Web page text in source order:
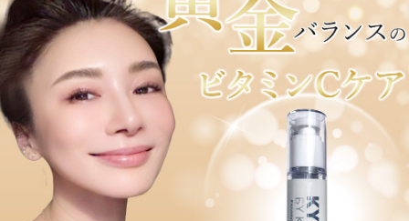
最高です。
2025/08/30 投稿者：佐野 おすすめレベル：
★★★★★
1番使い安くて
1番万能です。
化粧直しの時も少し潤い欲しい時も使いやすいで
大好きです。